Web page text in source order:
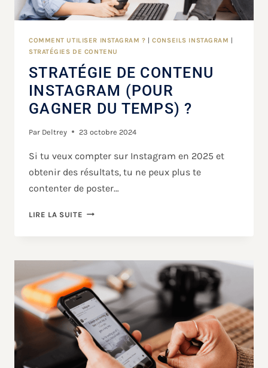
COMMENT UTILISER INSTAGRAM ? |CONSEILS INSTAGRAM |
STRATÉGIES DE CONTENU
STRATÉGIE DE CONTENU
INSTAGRAM (POUR
GAGNER DU TEMPS) ?
Par Deltrey 23 octobre 2024
Si tu veux compter sur Instagram en 2025 et
obtenir des résultats, tu ne peux plus te
contenter de poster…
LIRE LA SUITE